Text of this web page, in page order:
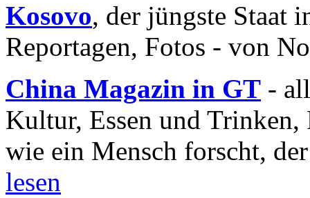
Kosovo, der jüngste Staat
Reportagen, Fotos - von
China Magazin in GT -
Kultur, Essen und
wie ein Mensch forscht,
lesen